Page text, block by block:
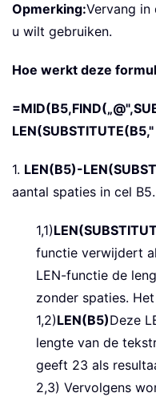
Opmerking:Vervang
u wilt gebruiken.
Hoe werkt deze
1. LEN(B5)-
aantal spaties in cel
1,1)
functie verwijdert
LEN-functie de
zonder spaties.
1,2)LEN(B5)Deze
lengte van de
geeft 23 als
2,3) Vervolgens